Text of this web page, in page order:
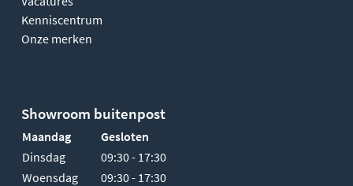
Kenniscentrum
Onze merken
Showroom buitenpost
Maandag
Gesloten
Dinsdag
09:30 - 17:30
Woensdag
09:30 - 17:30